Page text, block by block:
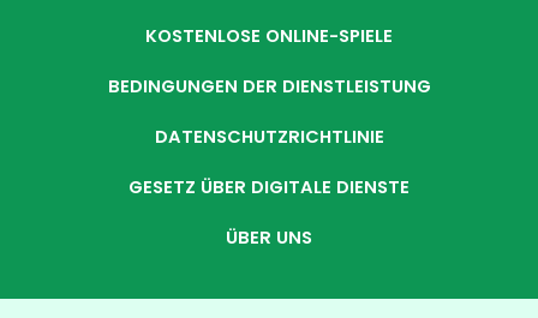
KOSTENLOSE ONLINE-SPIELE
BEDINGUNGEN DER DIENSTLEISTUNG
DATENSCHUTZRICHTLINIE
GESETZ ÜBER DIGITALE DIENSTE
ÜBER UNS